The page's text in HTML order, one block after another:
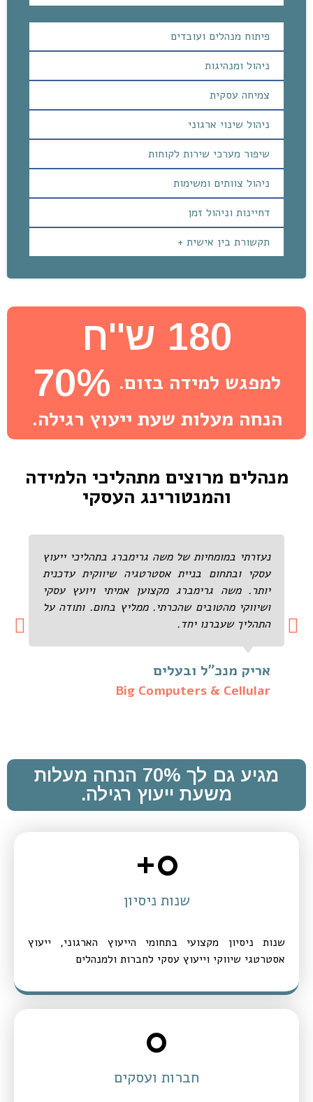
פיתוח מנהלים ועובדים
ניהול ומנהיגות
צמיחה עסקית
ניהול שינוי ארגוני
שיפור מערכי שירות לקוחות
ניהול צוותים ומשימות
דחיינות וניהול זמן
תקשורת בין אישית +
180 ש''ח
למפגש למידה בזום. 70%
הנחה מעלות שעת ייעוץ רגילה.
מנהלים מרוצים מתהליכי הלמידה
והמנטורינג העסקי
נעזרתי במומחיות של משה גרימברג בתהליכי ייעוץ
עסקי ובתחום בניית אסטרטגיה שיווקית עדכנית
יותר. משה גרימברג מקצוען אמיתי ויועץ עסקי
ושיווקי מהטובים שהכרתי. ממליץ בחום. ותודה על
התהליך שעברנו יחד.
אריק מנכ"ל ובעלים
Big Computers & Cellular
מגיע גם לך 70% הנחה מעלות
משעת ייעוץ רגילה.
שנות ניסיון
0
+
שנות ניסיון מקצועי בתחומי הייעוץ הארגוני, ייעוץ
אסטרטגי שיווקי וייעוץ עסקי לחברות ולמנהלים
חברות ועסקים
0